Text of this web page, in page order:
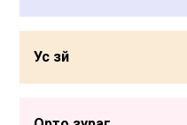
Ус зүй